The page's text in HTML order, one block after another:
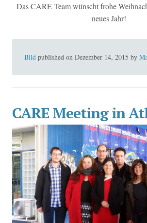
Das CARE Team wünscht frohe
neues Jahr!
Bild published on Dezember 14, 2015 by
CARE Meeting in